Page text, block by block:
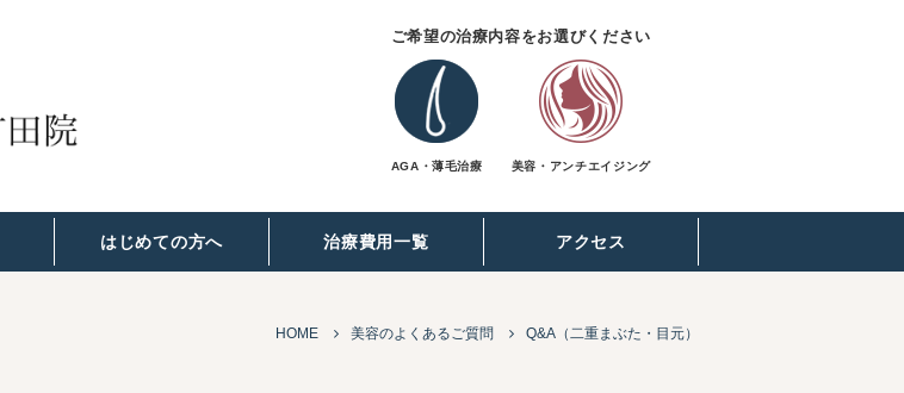
ご希望の治療内容をお選びください
AGA・薄毛治療 美容・アンチエイジング
はじめての方へ 治療費用一覧 アクセス
HOME 美容のよくあるご質問 Q&A（二重まぶた・目元）